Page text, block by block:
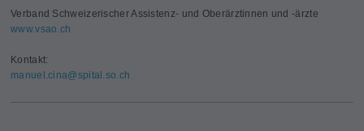
Verband Schweizerischer Assistenz- und Oberärztinnen und -ärzte
www.vsao.ch
Kontakt:
manuel.cina@spital.so.ch